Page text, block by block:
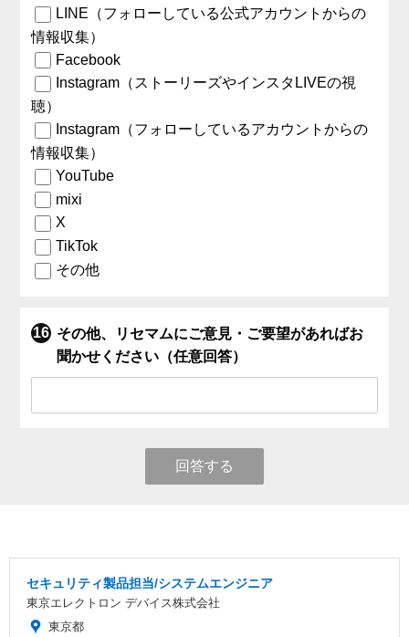
LINE（フォローしている公式アカウントからの
情報収集）
Facebook
Instagram（ストーリーズやインスタLIVEの視
聴）
Instagram（フォローしているアカウントからの
情報収集）
YouTube
mixi
X
TikTok
その他
その他、リセマムにご意見・ご要望があればお
聞かせください（任意回答）
回答する
セキュリティ製品担当/システムエンジニア
東京エレクトロン デバイス株式会社
東京都